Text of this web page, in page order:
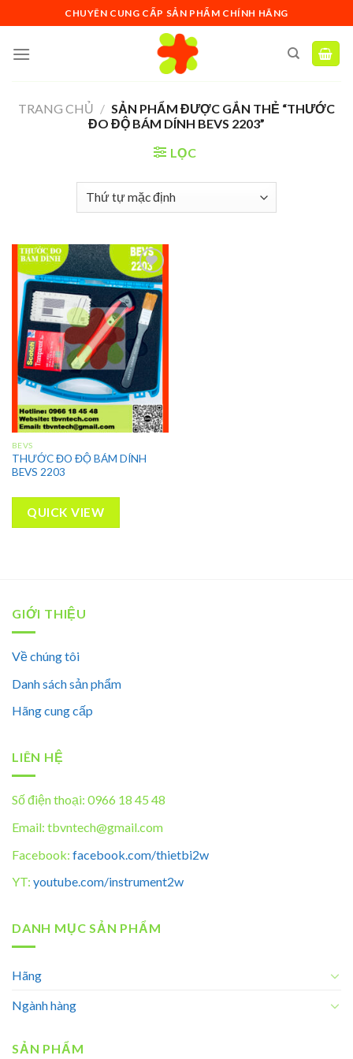
to
content
CHUYÊN CUNG CẤP SẢN PHẨM CHÍNH HÃNG
TRANG CHỦ / SẢN PHẨM ĐƯỢC GẮN THẺ “THƯỚC
ĐO ĐỘ BÁM DÍNH BEVS 2203”
LỌC
Add to
wishlist
BEVS
THƯỚC ĐO ĐỘ BÁM DÍNH
BEVS 2203
QUICK VIEW
GIỚI THIỆU
Về chúng tôi
Danh sách sản phẩm
Hãng cung cấp
LIÊN HỆ
Số điện thoại: 0966 18 45 48
Email: tbvntech@gmail.com
Facebook: facebook.com/thietbi2w
YT: youtube.com/instrument2w
DANH MỤC SẢN PHẨM
Hãng
Ngành hàng
SẢN PHẨM